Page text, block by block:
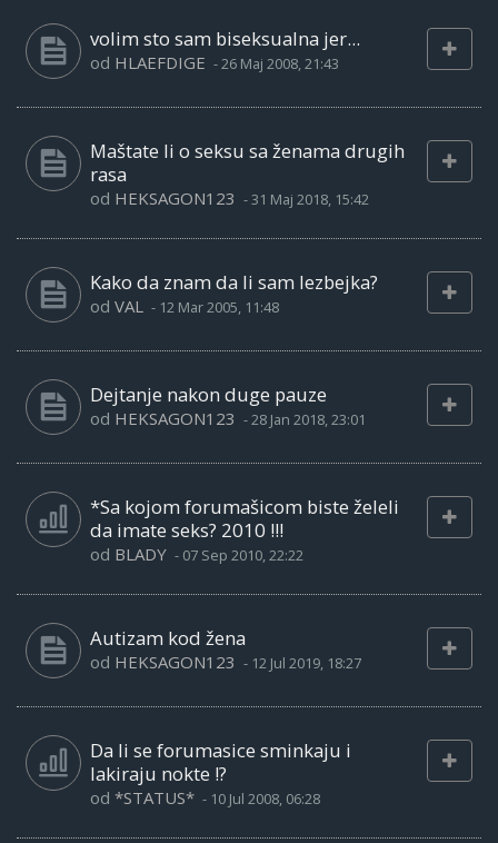
volim sto sam biseksualna jer...
od HLAEFDIGE -26 Maj 2008, 21:43
Maštate li o seksu sa ženama drugih
rasa
od HEKSAGON123 -31 Maj 2018, 15:42
Kako da znam da li sam lezbejka?
od VAL - 12 Mar 2005, 11:48
Dejtanje nakon duge pauze
od HEKSAGON123 -28 Jan 2018, 23:01
*Sa kojom forumašicom biste želeli
da imate seks? 2010 !!!
od BLADY - 07 Sep 2010, 22:22
Autizam kod žena
od HEKSAGON123 - 12 Jul 2019, 18:27
Da li se forumasice sminkaju i
lakiraju nokte !?
od *STATUS* - 10 Jul 2008, 06:28